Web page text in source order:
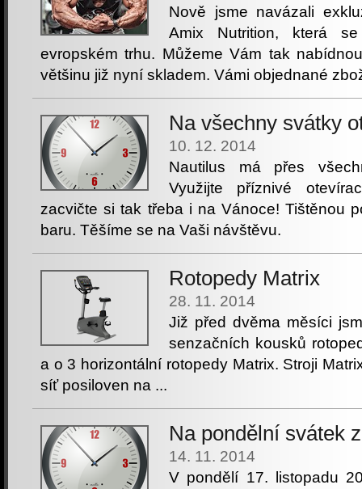
Nově jsme navázali
Amix Nutrition, která
evropském trhu. Můžeme Vám tak
většinu již nyní skladem. Vámi objednané
Na všechny svátky
10. 12. 2014
Nautilus má přes
Využijte příznivé
zacvičte si tak třeba i na Vánoce! Tištěnou
baru. Těšíme se na Vaši návštěvu.
Rotopedy Matrix
28. 11. 2014
Již před dvěma měsíci
senzačních kousků
a o 3 horizontální rotopedy Matrix. Stroji
síť posiloven na ...
Na pondělní svátek
14. 11. 2014
V pondělí 17. listopadu